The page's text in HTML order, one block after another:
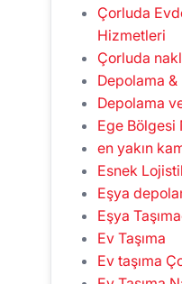
Çorluda
Hizmetleri
Çorluda
Depolama
Depolama
Ege Bölgesi
en yakın
Esnek
Eşya
Eşya
Ev Taşıma
Ev taşıma